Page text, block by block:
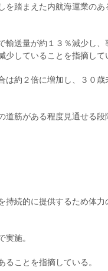
を踏まえた内航海運業のあ
輸送量が約１３％減少し、
していることを指摘して
は約２倍に増加し、３０歳
筋がある程度見通せる段
持続的に提供するため体力
施。
ことを指摘している。